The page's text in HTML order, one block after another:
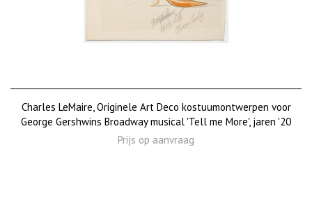
Charles LeMaire, Originele Art Deco kostuumontwerpen voor
George Gershwins Broadway musical 'Tell me More', jaren '20
Prijs op aanvraag